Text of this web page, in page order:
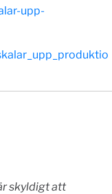
upp-
skyldigt att